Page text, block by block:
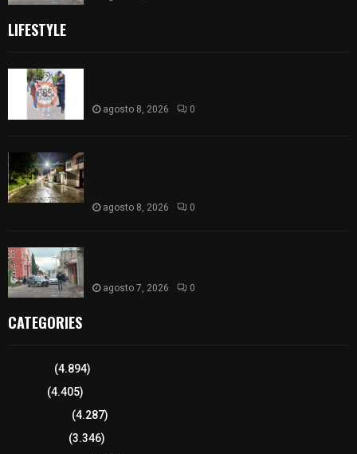
LIFESTYLE
agosto 8, 2026 0
agosto 8, 2026 0
agosto 7, 2026 0
CATEGORIES
(4.894)
(4.405)
(4.287)
(3.346)